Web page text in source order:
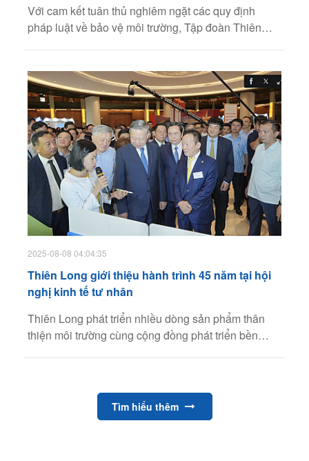
Với cam kết tuân thủ nghiêm ngặt các quy định
pháp luật về bảo vệ môi trường, Tập đoàn Thiên
Thành.
2025-08-08 04:04:35
Thiên Long giới thiệu hành trình 45 năm tại hội
nghị kinh tế tư nhân
Thiên Long phát triển nhiều dòng sản phẩm thân
thiện môi trường cùng cộng đồng phát triển bền
Tìm hiểu thêm